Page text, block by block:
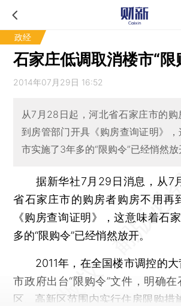
政经
石家庄低调取消楼市“限
2014年07月29日 16:52
从7月28日起，河北省石家庄市的
到房管部门开具《购房查询证明》
市实施了3年多的“限购令”已经悄然放
据新华社7月29日消息，从7
省石家庄市的购房者购房不用再
《购房查询证明》，这意味着石
多的“限购令”已经悄然放开。
2011年，在全国楼市调控的大
市政府出台“限购令”文件，明确
区、高新区范围内实行住房限购措